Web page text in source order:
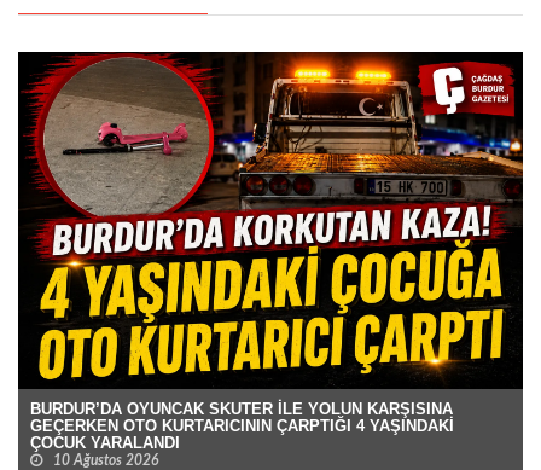
BURDUR’DA OYUNCAK SKUTER İLE YOLUN KARŞISINA
GEÇERKEN OTO KURTARICININ ÇARPTIĞI 4 YAŞINDAKİ
ÇOCUK YARALANDI
10 Ağustos 2026